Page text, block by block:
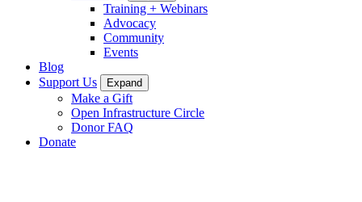
Training + Webinars
Advocacy
Community
Events
Blog
Support Us
Expand
Make a Gift
Open Infrastructure Circle
Donor FAQ
Donate